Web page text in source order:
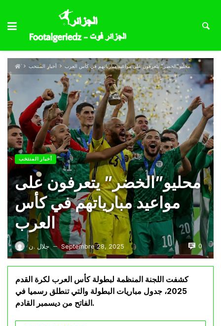
أخبار المنتخب محليو”الخضر” يتعرفون على مواعيد مبارياتهم في كأس العرب
أخبار المنتخب
محليو”الخضر” يتعرفون على
مواعيد مبارياتهم في كأس
العرب
جلال .ن — Septembre 28, 2025 0
كشفت اللجنة المنظمة لبطولة كأس العرب لكرة القدم
2025، جدول مباريات البطولة والتي تنطلق رسميا في
الفاتح من ديسمبر القادم.